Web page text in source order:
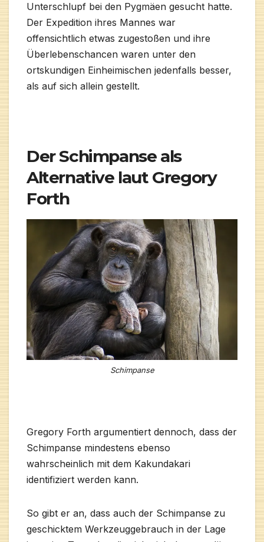
Unterschlupf bei den Pygmäen gesucht hatte.
Der Expedition ihres Mannes war
offensichtlich etwas zugestoßen und ihre
Überlebenschancen waren unter den
ortskundigen Einheimischen jedenfalls besser,
als auf sich allein gestellt.
Der Schimpanse als
Alternative laut Gregory
Forth
Schimpanse
Gregory Forth argumentiert dennoch, dass der
Schimpanse mindestens ebenso
wahrscheinlich mit dem Kakundakari
identifiziert werden kann.
So gibt er an, dass auch der Schimpanse zu
geschicktem Werkzeuggebrauch in der Lage